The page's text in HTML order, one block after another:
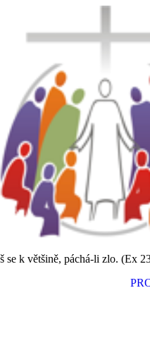
se k většině, páchá-li zlo. (Ex